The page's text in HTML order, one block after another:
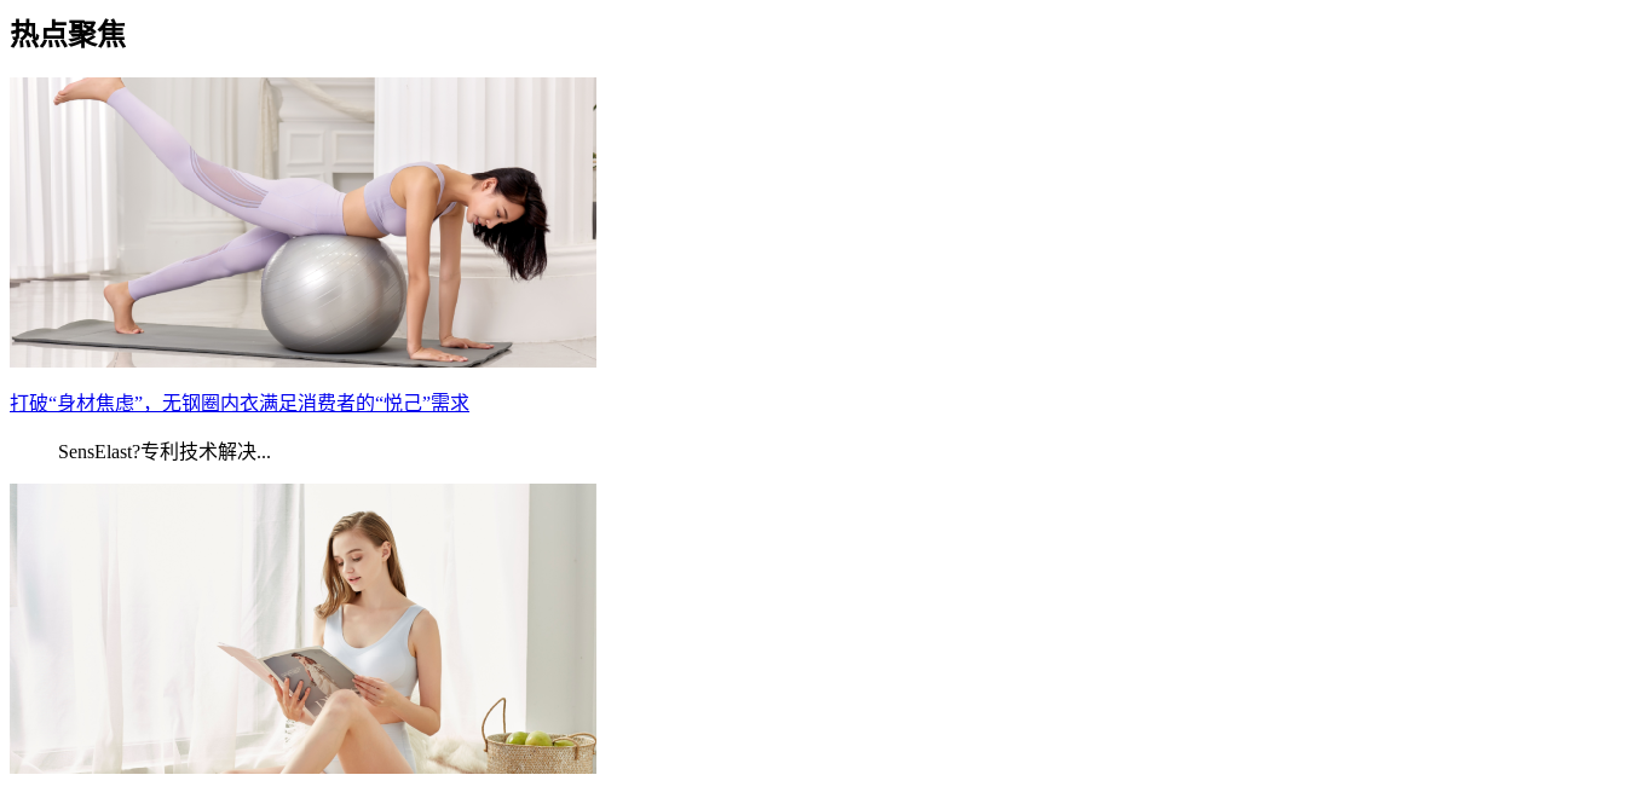
热点聚焦
打破“身材焦虑”，无钢圈内衣满足消费者的“悦己”需求
SensElast?专利技术解决...